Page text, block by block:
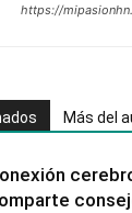
https://
Más del